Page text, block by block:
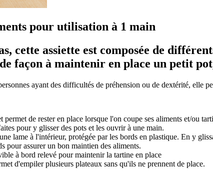
pour utilisation à 1 main
cette assiette est composée de
façon à maintenir en place un petit
ayant des difficultés de préhension ou de dextérité, elle
permet de rester en place lorsque l'on coupe ses aliments et/ou
pour y glisser des pots et les ouvrir à une main.
lame à l'intérieur, protégée par les bords en plastique. En y
pour assurer un bon maintien des aliments.
à bord relevé pour maintenir la tartine en place
d'empiler plusieurs plateaux sans qu'ils ne prennent de place.